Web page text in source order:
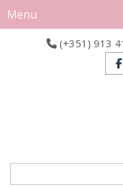
Menu
(+351) 913